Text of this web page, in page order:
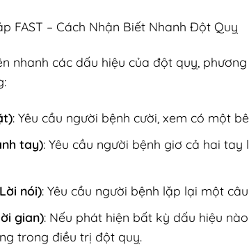
FAST – Cách Nhận Biết Nhanh Đột Quỵ
nhanh các dấu hiệu của đột quỵ,
: Yêu cầu người bệnh cười, xem có một
tay): Yêu cầu người bệnh giơ cả hai
nói): Yêu cầu người bệnh lặp lại một
gian): Nếu phát hiện bất kỳ dấu hiệu
trong điều trị đột quỵ.